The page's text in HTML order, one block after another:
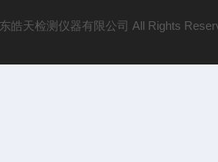
皓天检测仪器有限公司 All Rights